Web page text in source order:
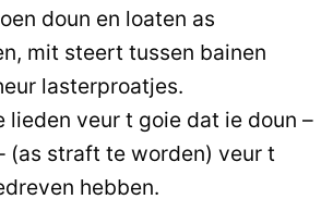
doun en loaten as
mit steert tussen bainen
lasterproatjes.
lieden veur t goie dat ie doun –
(as straft te worden) veur t
hebben.